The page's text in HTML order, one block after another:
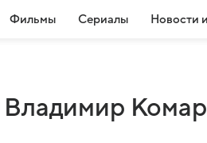
Фильмы Сериалы Новости
Владимир